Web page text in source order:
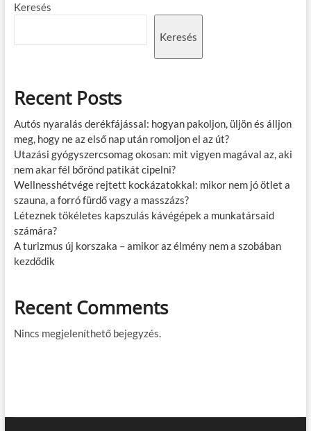
Keresés
Keresés
Recent Posts
Autós nyaralás derékfájással: hogyan pakoljon, üljön és álljon
meg, hogy ne az első nap után romoljon el az út?
Utazási gyógyszercsomag okosan: mit vigyen magával az, aki
nem akar fél bőrönd patikát cipelni?
Wellnesshétvége rejtett kockázatokkal: mikor nem jó ötlet a
szauna, a forró fürdő vagy a masszázs?
Léteznek tökéletes kapszulás kávégépek a munkatársaid
számára?
A turizmus új korszaka – amikor az élmény nem a szobában
kezdődik
Recent Comments
Nincs megjeleníthető bejegyzés.